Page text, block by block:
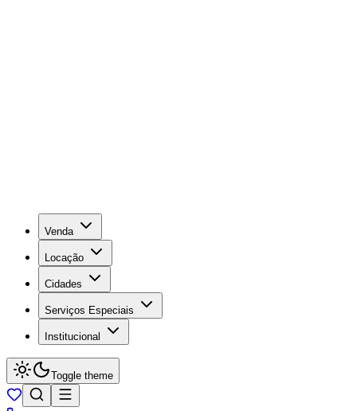
Venda
Locação
Cidades
Serviços Especiais
Institucional
Toggle theme